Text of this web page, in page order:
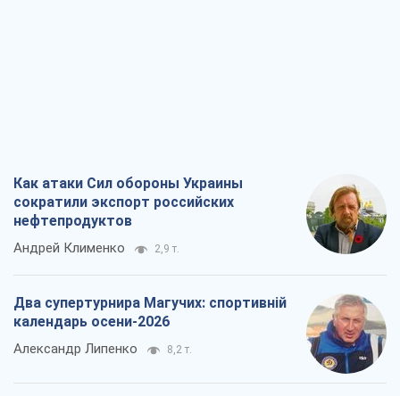
Как атаки Сил обороны Украины
сократили экспорт российских
нефтепродуктов
Андрей Клименко 2,9 т.
Два супертурнира Магучих: спортивній
календарь осени-2026
Александр Липенко 8,2 т.